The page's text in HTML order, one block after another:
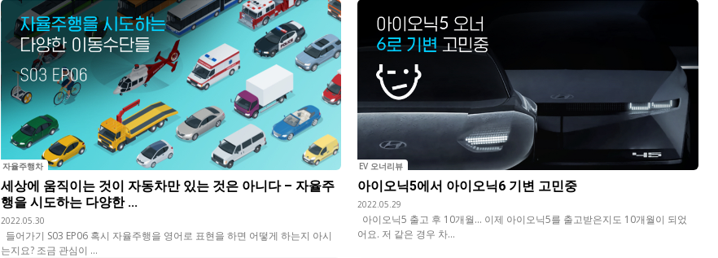
자율주행차
세상에 움직이는 것이 자동차만 있는 것은 아니다 – 자율주
행을 시도하는 다양한 ...
2022.05.30
들어가기 S03 EP06 혹시 자율주행을 영어로 표현을 하면 어떻게 하는지 아시
는지요? 조금 관심이 ...
EV 오너리뷰
아이오닉5에서 아이오닉6 기변 고민중
2022.05.29
아이오닉5 출고 후 10개월... 이제 아이오닉5를 출고받은지도 10개월이 되었
어요. 저 같은 경우 차...